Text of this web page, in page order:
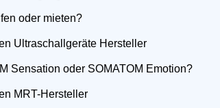
oder mieten?
Ultraschallgeräte Hersteller
Sensation oder SOMATOM Emotion?
MRT-Hersteller